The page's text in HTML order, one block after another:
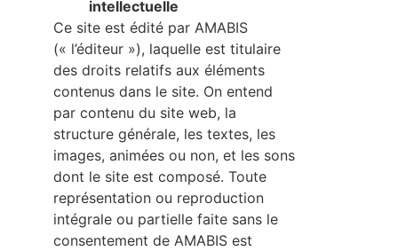
intellectuelle
Ce site est édité par AMABIS
(« l’éditeur »), laquelle est titulaire
des droits relatifs aux éléments
contenus dans le site. On entend
par contenu du site web, la
structure générale, les textes, les
images, animées ou non, et les sons
dont le site est composé. Toute
représentation ou reproduction
intégrale ou partielle faite sans le
consentement de AMABIS est